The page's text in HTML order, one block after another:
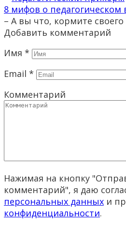
8 мифов о
– А вы что, кормите
Добавить комментарий
Имя *
Email *
Комментарий
Нажимая на кнопку
комментарий", я даю
персональных данных и
конфиденциальности.